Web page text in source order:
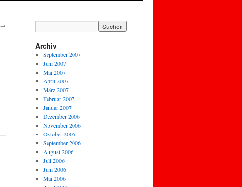
→
Archiv
September 2007
Juni 2007
Mai 2007
April 2007
März 2007
Februar 2007
Januar 2007
Dezember 2006
November 2006
Oktober 2006
September 2006
August 2006
Juli 2006
Juni 2006
Mai 2006